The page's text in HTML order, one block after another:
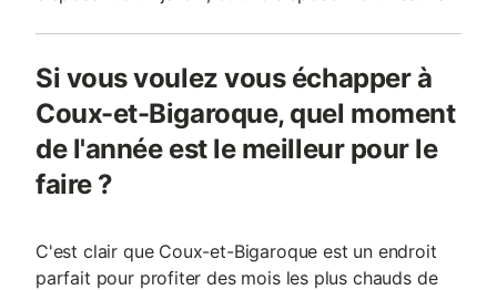
Si vous voulez vous échapper à
Coux-et-Bigaroque, quel moment
de l'année est le meilleur pour le
faire ?
C'est clair que Coux-et-Bigaroque est un endroit
parfait pour profiter des mois les plus chauds de